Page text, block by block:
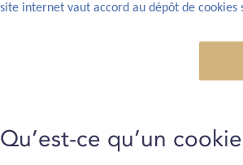
site internet vaut accord au dépôt de
Qu’est-ce qu’un